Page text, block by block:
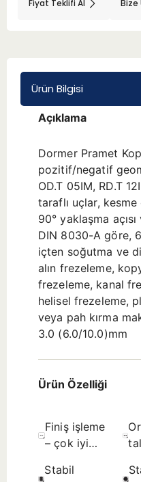
Fiyat Teklifi Al Bize
Ürün Bilgisi
Açıklama
Dormer Pramet
pozitif/negatif
OD.T 05IM, RD.T
taraflı uçlar, kesme
90° yaklaşma
DIN 8030-A göre,
içten soğutma ve
alın frezeleme,
frezeleme, kanal
helisel frezeleme,
veya pah kırma
3.0 (6.0/10.0)mm
Ürün Özelliği
Finiş işleme
– çok iyi
kalitesi -
iyi
Stabil